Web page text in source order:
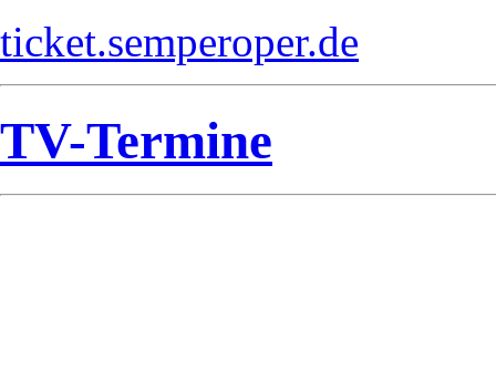
ticket.semperoper.de
TV-Termine